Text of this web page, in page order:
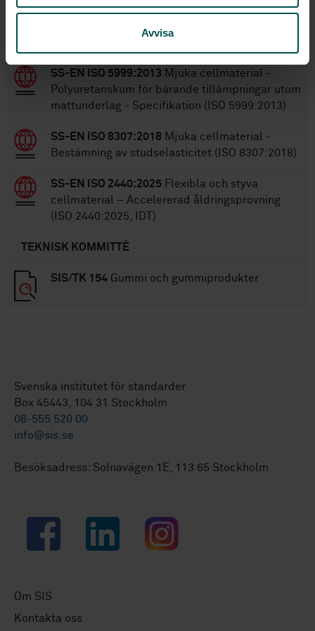
Avvisa
Inom samma område
SS-EN ISO 5999:2013 Mjuka cellmaterial -
Polyuretanskum för bärande tillämpningar utom
mattunderlag - Specifikation (ISO 5999:2013)
SS-EN ISO 8307:2018 Mjuka cellmaterial -
Bestämning av studselasticitet (ISO 8307:2018)
SS-EN ISO 2440:2025 Flexibla och styva
cellmaterial – Accelererad åldringsprovning
(ISO 2440:2025, IDT)
TEKNISK KOMMITTÉ
SIS/TK 154 Gummi och gummiprodukter
Svenska institutet för standarder
Box 45443, 104 31 Stockholm
08-555 520 00
info@sis.se
Besöksadress: Solnavägen 1E, 113 65 Stockholm
Facebook LinkedIn Instagram
Om SIS
Kontakta oss